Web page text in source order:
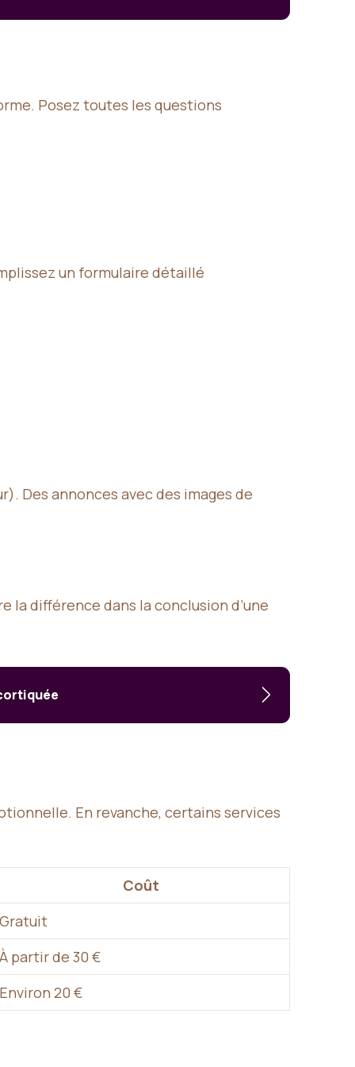
Posez toutes les questions
un formulaire détaillé
Des annonces avec des images de
différence dans la conclusion d’une
En revanche, certains services
Coût
Gratuit
À partir de 30 €
Environ 20 €